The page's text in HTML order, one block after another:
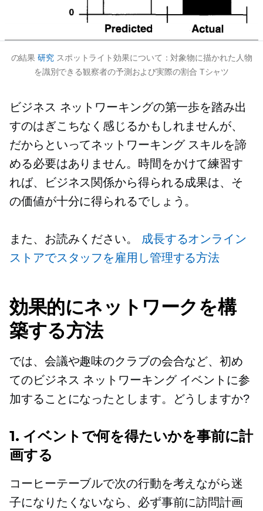
の結果研究スポットライト効果について：対象物に描かれた人物
を識別できる観察者の予測および実際の割合 Tシャツ
ビジネス ネットワーキングの第一歩を踏み出
すのはぎこちなく感じるかもしれませんが、
だからといってネットワーキング スキルを諦
める必要はありません。時間をかけて練習す
れば、ビジネス関係から得られる成果は、そ
の価値が十分に得られるでしょう。
また、お読みください。 成長するオンライン
ストアでスタッフを雇用し管理する方法
効果的にネットワークを構
築する方法
では、会議や趣味のクラブの会合など、初め
てのビジネス ネットワーキング イベントに参
加することになったとします。どうしますか?
1. イベントで何を得たいかを事前に計
画する
コーヒーテーブルで次の行動を考えながら迷
子になりたくないなら、必ず事前に訪問計画